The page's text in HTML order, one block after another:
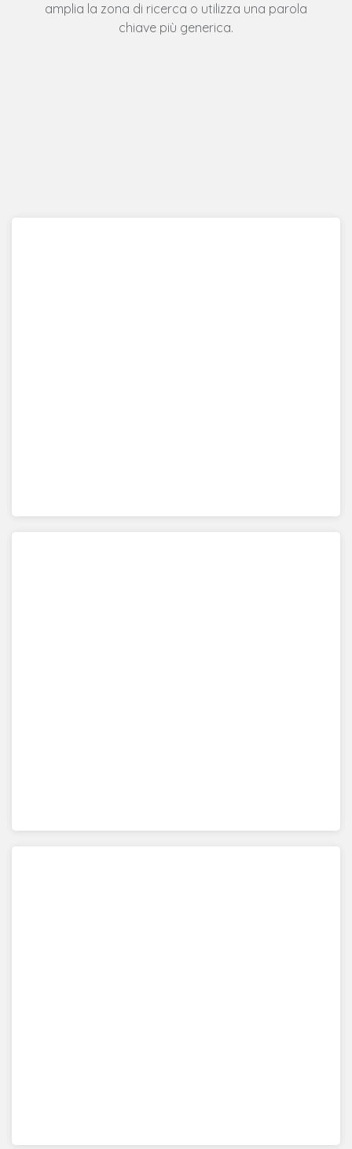
amplia la zona di ricerca o utilizza una parola
chiave più generica.